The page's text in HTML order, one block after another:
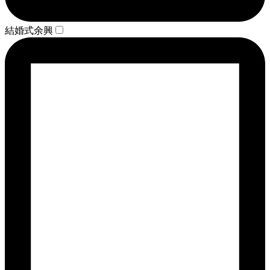
結婚式余興